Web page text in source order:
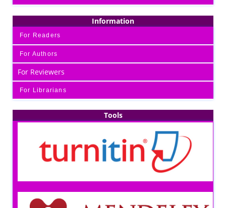
Information
For Readers
For Authors
For Reviewers
For Librarians
Tools